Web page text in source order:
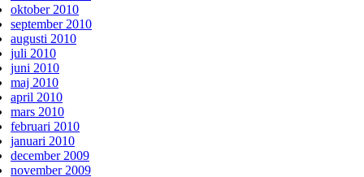
oktober 2010
september 2010
augusti 2010
juli 2010
juni 2010
maj 2010
april 2010
mars 2010
februari 2010
januari 2010
december 2009
november 2009